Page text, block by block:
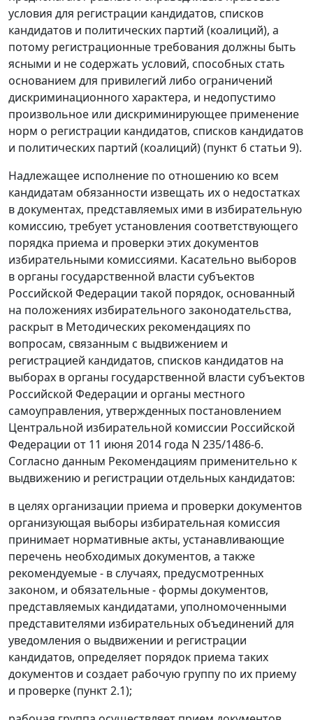
условия для регистрации кандидатов, списков
кандидатов и политических партий (коалиций), а
потому регистрационные требования должны быть
ясными и не содержать условий, способных стать
основанием для привилегий либо ограничений
дискриминационного характера, и недопустимо
произвольное или дискриминирующее применение
норм о регистрации кандидатов, списков кандидатов
и политических партий (коалиций) (пункт 6 статьи 9).
Надлежащее исполнение по отношению ко всем
кандидатам обязанности извещать их о недостатках
в документах, представляемых ими в избирательную
комиссию, требует установления соответствующего
порядка приема и проверки этих документов
избирательными комиссиями. Касательно выборов
в органы государственной власти субъектов
Российской Федерации такой порядок, основанный
на положениях избирательного законодательства,
раскрыт в Методических рекомендациях по
вопросам, связанным с выдвижением и
регистрацией кандидатов, списков кандидатов на
выборах в органы государственной власти субъектов
Российской Федерации и органы местного
самоуправления, утвержденных постановлением
Центральной избирательной комиссии Российской
Федерации от 11 июня 2014 года N 235/1486-6.
Согласно данным Рекомендациям применительно к
выдвижению и регистрации отдельных кандидатов:
в целях организации приема и проверки документов
организующая выборы избирательная комиссия
принимает нормативные акты, устанавливающие
перечень необходимых документов, а также
рекомендуемые - в случаях, предусмотренных
законом, и обязательные - формы документов,
представляемых кандидатами, уполномоченными
представителями избирательных объединений для
уведомления о выдвижении и регистрации
кандидатов, определяет порядок приема таких
документов и создает рабочую группу по их приему
и проверке (пункт 2.1);